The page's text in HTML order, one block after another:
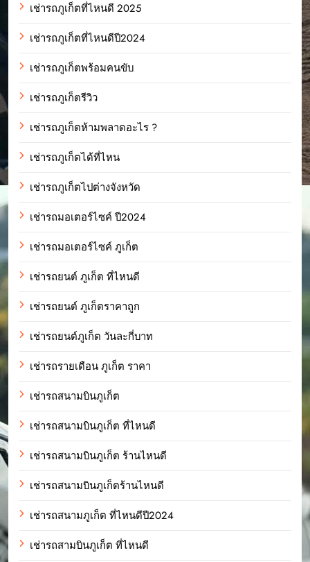
เช่ารถภูเก็ตที่ไหนดี 2025
เช่ารถภูเก็ตที่ไหนดีปี2024
เช่ารถภูเก็ตพร้อมคนขับ
เช่ารถภูเก็ตรีวิว
เช่ารถภูเก็ตห้ามพลาดอะไร ?
เช่ารถภูเก็ตได้ที่ไหน
เช่ารถภูเก็ตไปต่างจังหวัด
เช่ารถมอเตอร์ไซค์ ปี2024
เช่ารถมอเตอร์ไซค์ ภูเก็ต
เช่ารถยนต์ ภูเก็ต ที่ไหนดี
เช่ารถยนต์ ภูเก็ตราคาถูก
เช่ารถยนต์ภูเก็ต วันละกี่บาท
เช่ารถรายเดือน ภูเก็ต ราคา
เช่ารถสนามบินภูเก็ต
เช่ารถสนามบินภูเก็ต ที่ไหนดี
เช่ารถสนามบินภูเก็ต ร้านไหนดี
เช่ารถสนามบินภูเก็ตร้านไหนดี
เช่ารถสนามภูเก็ต ที่ไหนดีปี2024
เช่ารถสามบินภูเก็ต ที่ไหนดี